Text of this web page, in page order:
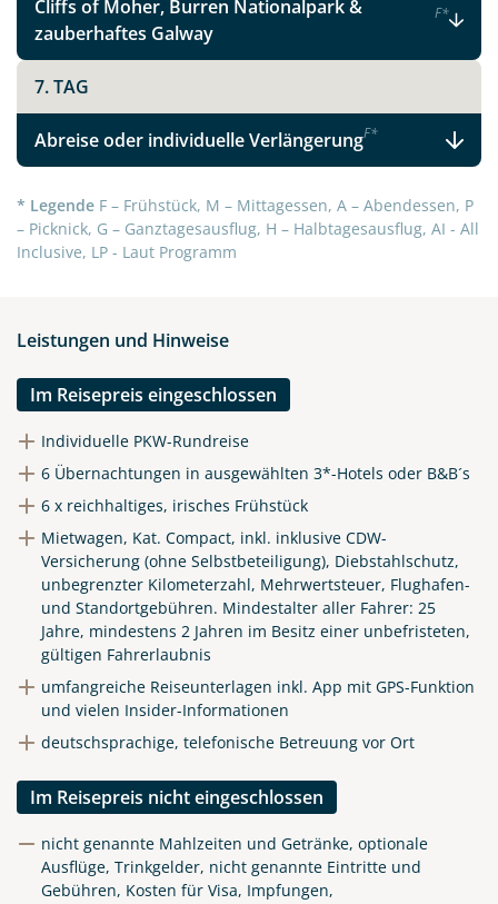
Cliffs of Moher, Burren Nationalpark &
zauberhaftes Galway
F*
7. TAG
Abreise oder individuelle VerlängerungF*
* Legende F – Frühstück, M – Mittagessen, A – Abendessen, P
– Picknick, G – Ganztagesausflug, H – Halbtagesausflug, AI - All
Inclusive, LP - Laut Programm
Leistungen und Hinweise
Im Reisepreis eingeschlossen
Individuelle PKW-Rundreise
6 Übernachtungen in ausgewählten 3*-Hotels oder B&B´s
6 x reichhaltiges, irisches Frühstück
Mietwagen, Kat. Compact, inkl. inklusive CDW-
Versicherung (ohne Selbstbeteiligung), Diebstahlschutz,
unbegrenzter Kilometerzahl, Mehrwertsteuer, Flughafen-
und Standortgebühren. Mindestalter aller Fahrer: 25
Jahre, mindestens 2 Jahren im Besitz einer unbefristeten,
gültigen Fahrerlaubnis
umfangreiche Reiseunterlagen inkl. App mit GPS-Funktion
und vielen Insider-Informationen
deutschsprachige, telefonische Betreuung vor Ort
Im Reisepreis nicht eingeschlossen
nicht genannte Mahlzeiten und Getränke, optionale
Ausflüge, Trinkgelder, nicht genannte Eintritte und
Gebühren, Kosten für Visa, Impfungen,